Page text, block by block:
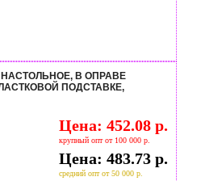
НАСТОЛЬНОЕ, В ОПРАВЕ
ПОДСТАВКЕ,
Цена: 452.08 р.
крупный опт от 100 000 р.
Цена: 483.73 р.
средний опт от 50 000 р.